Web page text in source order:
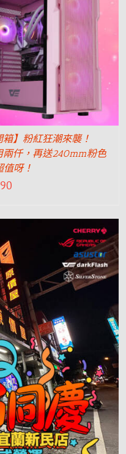
】粉紅狂潮來襲！
兩仟，再送240mm粉色
呀！